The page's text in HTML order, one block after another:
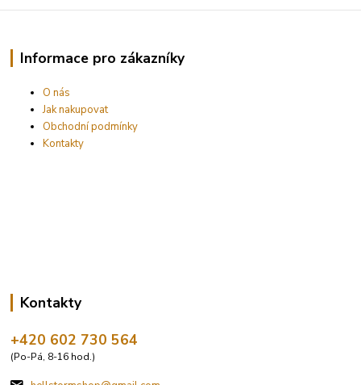
Informace pro zákazníky
O nás
Jak nakupovat
Obchodní podmínky
Kontakty
Kontakty
+420 602 730 564
(Po-Pá, 8-16 hod.)